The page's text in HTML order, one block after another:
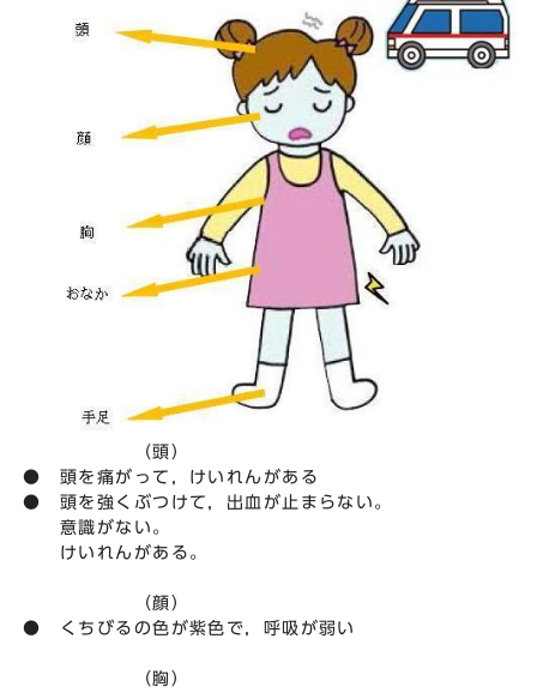
（頭）
● 頭を痛がって，けいれんがある
● 頭を強くぶつけて，出血が止まらない。
意識がない。
けいれんがある。
（顔）
● くちびるの色が紫色で，呼吸が弱い
（胸）